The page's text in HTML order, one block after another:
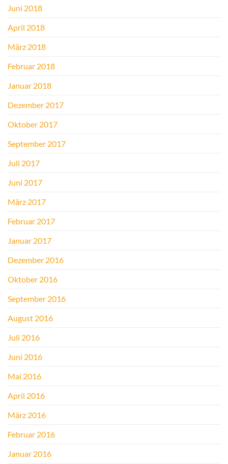
Juni 2018
April 2018
März 2018
Februar 2018
Januar 2018
Dezember 2017
Oktober 2017
September 2017
Juli 2017
Juni 2017
März 2017
Februar 2017
Januar 2017
Dezember 2016
Oktober 2016
September 2016
August 2016
Juli 2016
Juni 2016
Mai 2016
April 2016
März 2016
Februar 2016
Januar 2016